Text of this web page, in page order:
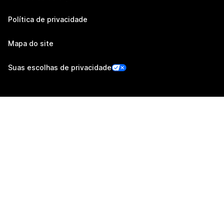
Política de privacidade
Mapa do site
Suas escolhas de privacidade